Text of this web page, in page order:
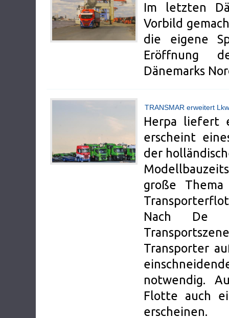
Im letzten
Vorbild
die eigene
Eröffnung
Dänemarks
TRANSMAR erweitert
Herpa liefert
erscheint
der
große
Nach De
Transporter
notwendig.
Flotte auch
erscheinen.